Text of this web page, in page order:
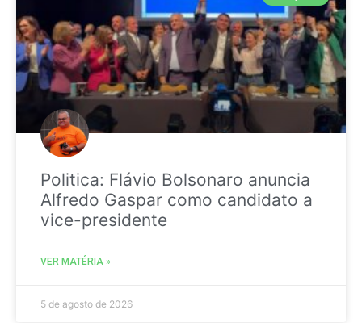
Politica: Flávio Bolsonaro anuncia
Alfredo Gaspar como candidato a
vice-presidente
VER MATÉRIA »
5 de agosto de 2026